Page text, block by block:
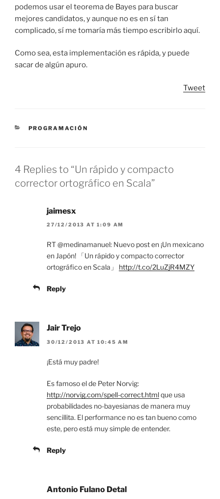
podemos usar el teorema de Bayes para buscar
mejores candidatos, y aunque no es en sí tan
complicado, sí me tomaría más tiempo escribirlo aquí.
Como sea, esta implementación es rápida, y puede
sacar de algún apuro.
Tweet
CATEGORIES
PROGRAMACIÓN
4 Replies to “Un rápido y compacto
corrector ortográfico en Scala”
jaimesx
27/12/2013 AT 1:09 AM
RT @medinamanuel: Nuevo post en ¡Un mexicano
en Japón! 「Un rápido y compacto corrector
ortográfico en Scala」 http://t.co/2LuZjR4MZY
Reply
Jair Trejo
30/12/2013 AT 10:45 AM
¡Está muy padre!
Es famoso el de Peter Norvig:
http://norvig.com/spell-correct.htmlque usa
probabilidades no-bayesianas de manera muy
sencillita. El performance no es tan bueno como
este, pero está muy simple de entender.
Reply
Antonio Fulano Detal